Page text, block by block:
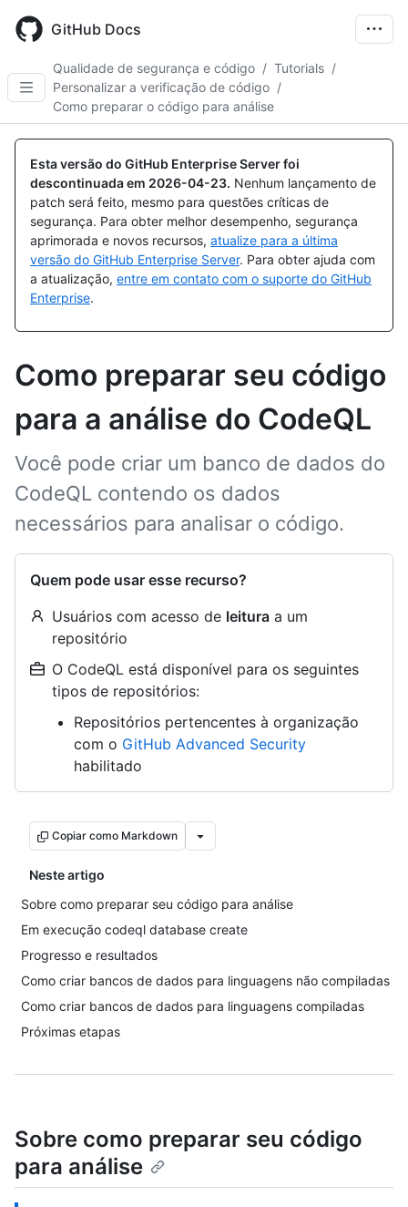
main
GitHub Docs
Qualidade de segurança e código / Tutorials /
Personalizar a verificação de código /
Como preparar o código para análise
Esta versão do GitHub Enterprise Server foi
descontinuada em 2026-04-23. Nenhum lançamento de
patch será feito, mesmo para questões críticas de
segurança. Para obter melhor desempenho, segurança
aprimorada e novos recursos, atualize para a última
versão do GitHub Enterprise Server. Para obter ajuda com
a atualização, entre em contato com o suporte do GitHub
Enterprise.
Como preparar seu código
para a análise do CodeQL
Você pode criar um banco de dados do
CodeQL contendo os dados
necessários para analisar o código.
Quem pode usar esse recurso?
Usuários com acesso de leitura a um
repositório
O CodeQL está disponível para os seguintes
tipos de repositórios:
Repositórios pertencentes à organização
com o GitHub Advanced Security
habilitado
Copiar como Markdown
Neste artigo
Sobre como preparar seu código para análise
Em execução codeql database create
Progresso e resultados
Como criar bancos de dados para linguagens não compiladas
Como criar bancos de dados para linguagens compiladas
Próximas etapas
Sobre como preparar seu código
para análise